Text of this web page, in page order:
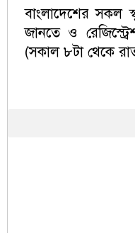
বাংলাদেশের সকল
জানতে ও
(সকাল ৮টা থেকে